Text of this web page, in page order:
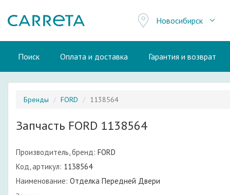
Новосибирск
Поиск Оплата и доставка Гарантия и возврат
Бренды FORD 1138564
Запчасть FORD 1138564
Производитель, бренд: FORD
Код, артикул: 1138564
Наименование: Отделка Передней Двери